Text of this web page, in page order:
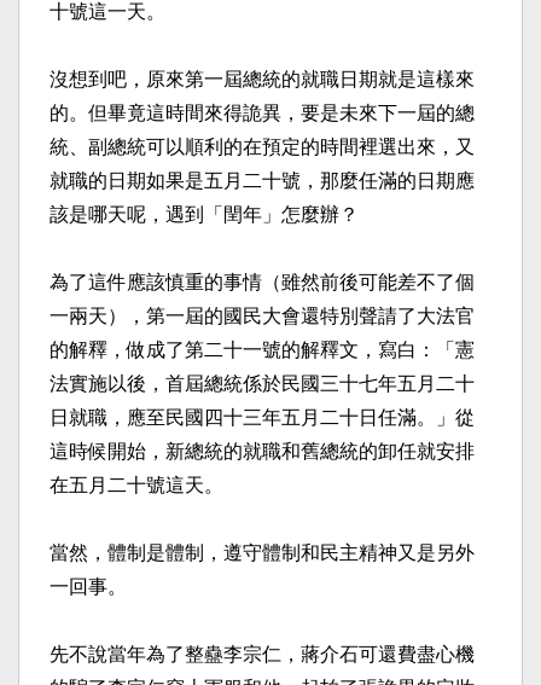
十號這一天。
沒想到吧，原來第一屆總統的就職日期就是這樣來
的。但畢竟這時間來得詭異，要是未來下一屆的總
統、副總統可以順利的在預定的時間裡選出來，又
就職的日期如果是五月二十號，那麼任滿的日期應
該是哪天呢，遇到「閏年」怎麼辦？
為了這件應該慎重的事情（雖然前後可能差不了個
一兩天），第一屆的國民大會還特別聲請了大法官
的解釋，做成了第二十一號的解釋文，寫白：「憲
法實施以後，首屆總統係於民國三十七年五月二十
日就職，應至民國四十三年五月二十日任滿。」從
這時候開始，新總統的就職和舊總統的卸任就安排
在五月二十號這天。
當然，體制是體制，遵守體制和民主精神又是另外
一回事。
先不說當年為了整蠱李宗仁，蔣介石可還費盡心機